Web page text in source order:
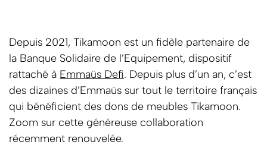
Depuis 2021, Tikamoon est un fidèle partenaire de
la Banque Solidaire de l’Equipement, dispositif
rattaché à Emmaüs Defi. Depuis plus d’un an, c’est
des dizaines d’Emmaüs sur tout le territoire français
qui bénéficient des dons de meubles Tikamoon.
Zoom sur cette généreuse collaboration
récemment renouvelée.